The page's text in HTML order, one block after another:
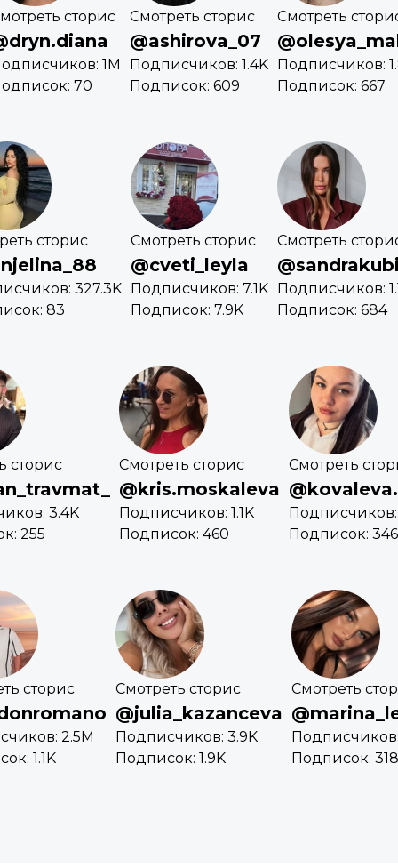
сторис
1M
70
Смотреть сторис
@ashirova_07
Подписчиков: 1.4K
Подписок: 609
Смотреть
Подписчиков:
Подписок: 667
сторис
327.3K
83
Смотреть сторис
@cveti_leyla
Подписчиков: 7.1K
Подписок: 7.9K
Смотреть
Подписчиков:
Подписок: 684
сторис
3.4K
255
Смотреть сторис
@kris.moskaleva
Подписчиков: 1.1K
Подписок: 460
Смотреть
Подписок: 346
сторис
2.5M
1.1K
Смотреть сторис
@julia_kazanceva
Подписчиков: 3.9K
Подписок: 1.9K
Смотреть
Подписок: 318